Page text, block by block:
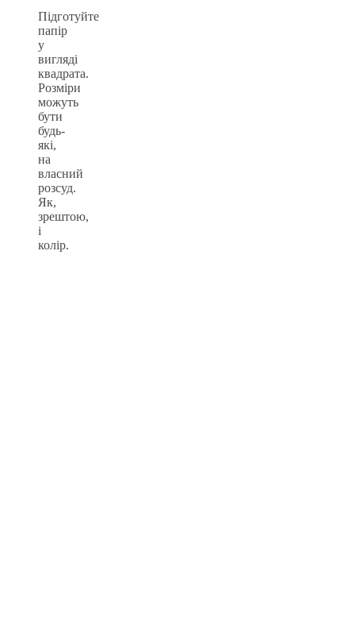
Підготуйте
папір
у
вигляді
квадрата.
Розміри
можуть
бути
будь-
які,
на
власний
розсуд.
Як,
зрештою,
і
колір.